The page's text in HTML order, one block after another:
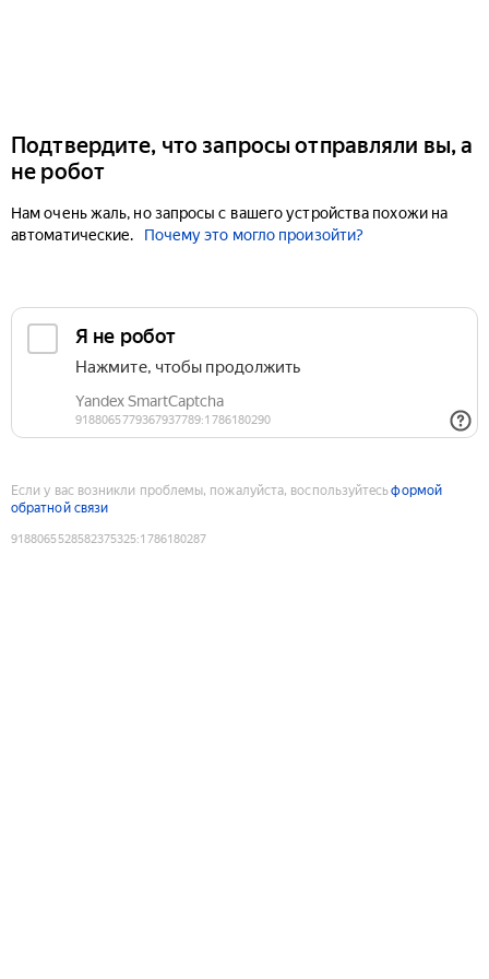
Подтвердите, что запросы отправляли вы, а
не робот
Нам очень жаль, но запросы с вашего устройства похожи на
автоматические.
Почему это могло произойти?
Если у вас возникли проблемы, пожалуйста, воспользуйтесьформой
обратной связи
9188065528582375325:1786180287